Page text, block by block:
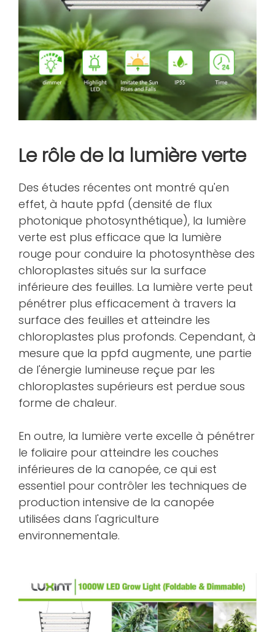
Le rôle de la lumière verte
Des études récentes ont montré qu'en
effet, à haute ppfd (densité de flux
photonique photosynthétique), la lumière
verte est plus efficace que la lumière
rouge pour conduire la photosynthèse des
chloroplastes situés sur la surface
inférieure des feuilles. La lumière verte peut
pénétrer plus efficacement à travers la
surface des feuilles et atteindre les
chloroplastes plus profonds. Cependant, à
mesure que la ppfd augmente, une partie
de l'énergie lumineuse reçue par les
chloroplastes supérieurs est perdue sous
forme de chaleur.
En outre, la lumière verte excelle à pénétrer
le foliaire pour atteindre les couches
inférieures de la canopée, ce qui est
essentiel pour contrôler les techniques de
production intensive de la canopée
utilisées dans l'agriculture
environnementale.